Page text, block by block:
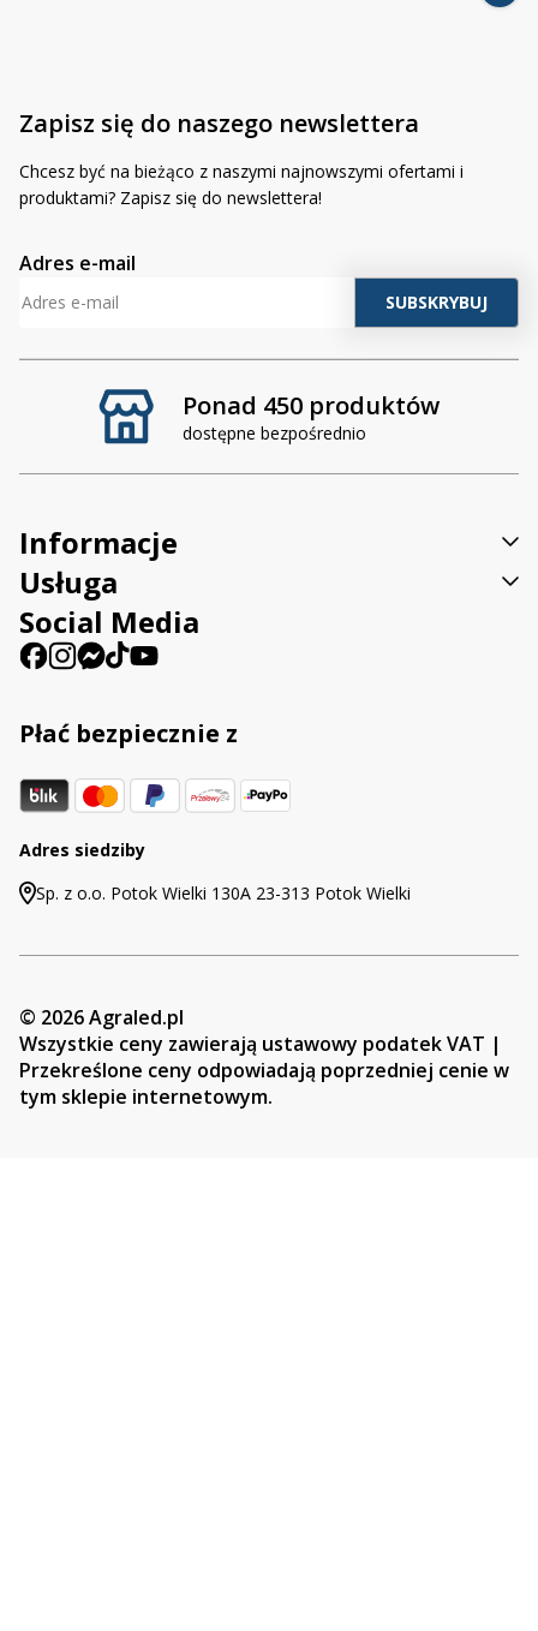
Jeśli natomiast potrzebujeszlampy o skupionym kącie
świecenia 40 stopni
, przeznaczonej do oświetlenia dalekiego
zasięgu, wybierz model CRAWER LED 50W– światło
dalekosiężne, który idealnie uzupełnia wersję rozproszoną w
Ponad 450 produktów
dostępne bezpośrednio
Zapisz się do naszego newslettera
Chcesz być na bieżąco z naszymi najnowszymi ofertami i
produktami? Zapisz się do newslettera!
Adres e-mail
Informacje
Usługa
Social Media
Płać bezpiecznie z
Adres siedziby
Sp. z o.o. Potok Wielki 130A 23-313 Potok Wielki
© 2026 Agraled.pl
Wszystkie ceny zawierają ustawowy podatek VAT |
Przekreślone ceny odpowiadają poprzedniej cenie w
tym sklepie internetowym.